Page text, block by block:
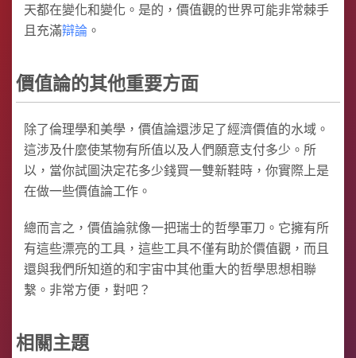
天都在變化和變化。是的，價值觀的世界可能非常棘手
且充滿辯論 。
價值論的其他重要方面
除了倫理學和美學，價值論還涉足了經濟價值的水域。
這涉及什麼使某物有所值以及人們願意支付多少。所
以，當你試圖決定花多少錢買一雙新鞋時，你實際上是
在做一些價值論工作。
總而言之，價值論就像一把瑞士的哲學軍刀。它擁有所
有這些漂亮的工具，這些工具不僅有助於價值觀，而且
還與我們所知道的和宇宙中其他重大的哲學思想相聯
繫。非常方便，對吧？
相關主題